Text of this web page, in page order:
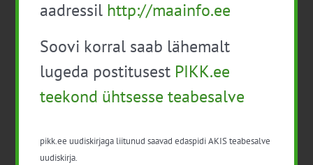
Lisa kalendrisse
Facebook
X LinkedIn
Email
aadressil http://maainfo.ee
Soovi korral saab lähemalt
lugeda postitusest PIKK.ee
teekond ühtsesse teabesalve
pikk.ee uudiskirjaga liitunud saavad edaspidi AKIS teabesalve
uudiskirja.